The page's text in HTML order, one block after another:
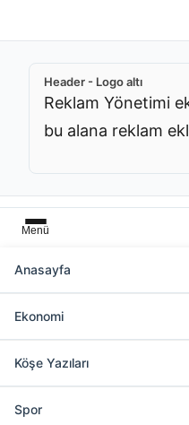
Header - Logo altı
Reklam Yönetimi
bu alana reklam
Menü
Anasayfa
Ekonomi
Köşe Yazıları
Spor
Samandağ
Slider üstü
Reklam Yönetimi